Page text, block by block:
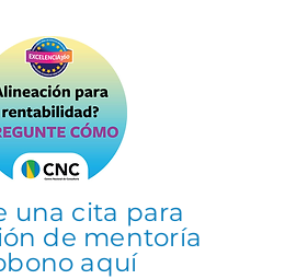
una cita para
de mentoría
aquí